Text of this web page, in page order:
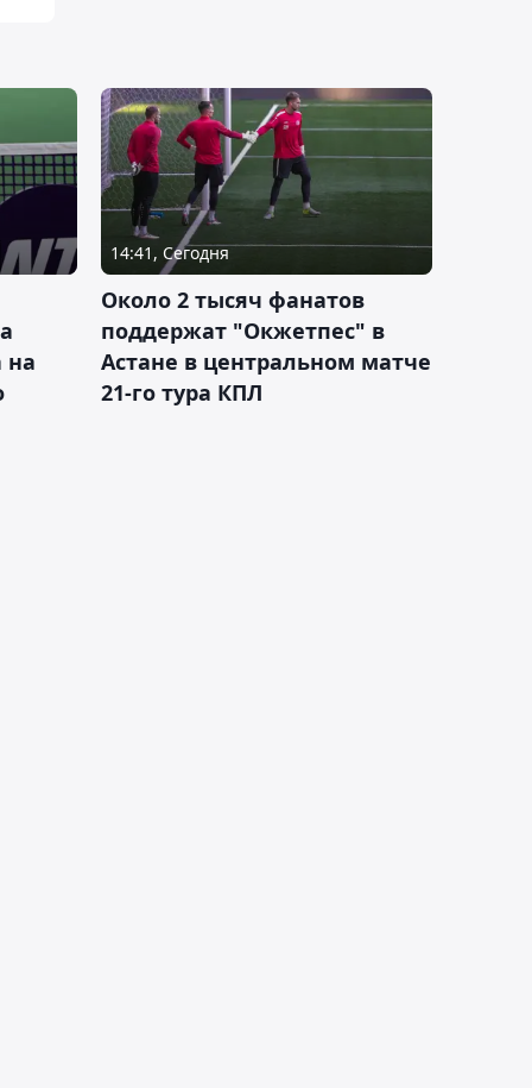
на
14:41, Сегодня
Около 2 тысяч фанатов
поддержат "Окжетпес" в
Астане в центральном матче
21-го тура КПЛ